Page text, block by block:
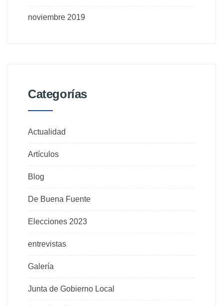
noviembre 2019
Categorías
Actualidad
Artículos
Blog
De Buena Fuente
Elecciones 2023
entrevistas
Galería
Junta de Gobierno Local